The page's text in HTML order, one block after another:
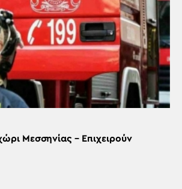
Μεσσηνίας – Επιχειρούν